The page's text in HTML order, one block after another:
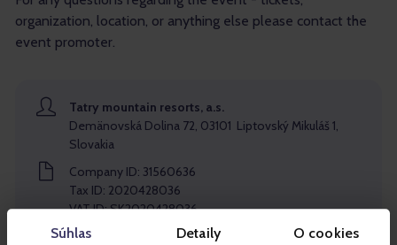
Súhlas Detaily O cookies
organization, location, or anything else please contact the
event promoter.
Tatry mountain resorts, a.s.
Demänovská Dolina 72, 03101 Liptovský Mikuláš 1,
Slovakia
Company ID: 31560636
Tax ID: 2020428036
VAT ID: SK2020428036
Email